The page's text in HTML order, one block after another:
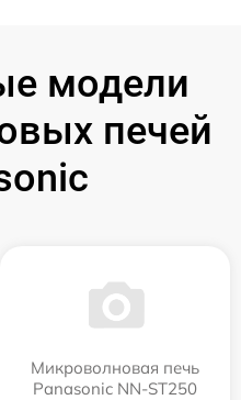
модели
печей
Микроволновая печь
Panasonic NN-ST250